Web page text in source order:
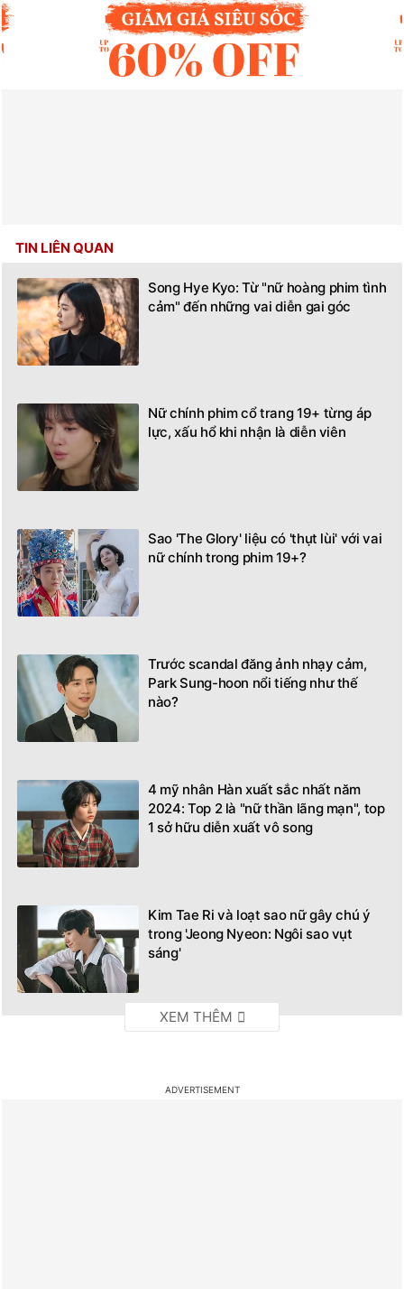
TIN LIÊN QUAN
Song Hye Kyo: Từ "nữ hoàng phim tình
cảm" đến những vai diễn gai góc
Nữ chính phim cổ trang 19+ từng áp
lực, xấu hổ khi nhận là diễn viên
Sao 'The Glory' liệu có 'thụt lùi' với vai
nữ chính trong phim 19+?
Trước scandal đăng ảnh nhạy cảm,
Park Sung-hoon nổi tiếng như thế
nào?
4 mỹ nhân Hàn xuất sắc nhất năm
2024: Top 2 là "nữ thần lãng mạn", top
1 sở hữu diễn xuất vô song
Kim Tae Ri và loạt sao nữ gây chú ý
trong 'Jeong Nyeon: Ngôi sao vụt
sáng'